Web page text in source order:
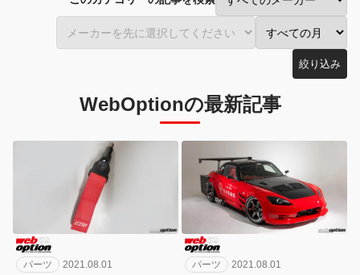
絞り込み
WebOptionの最新記事
パーツ 2021.08.01 パーツ 2021.08.01